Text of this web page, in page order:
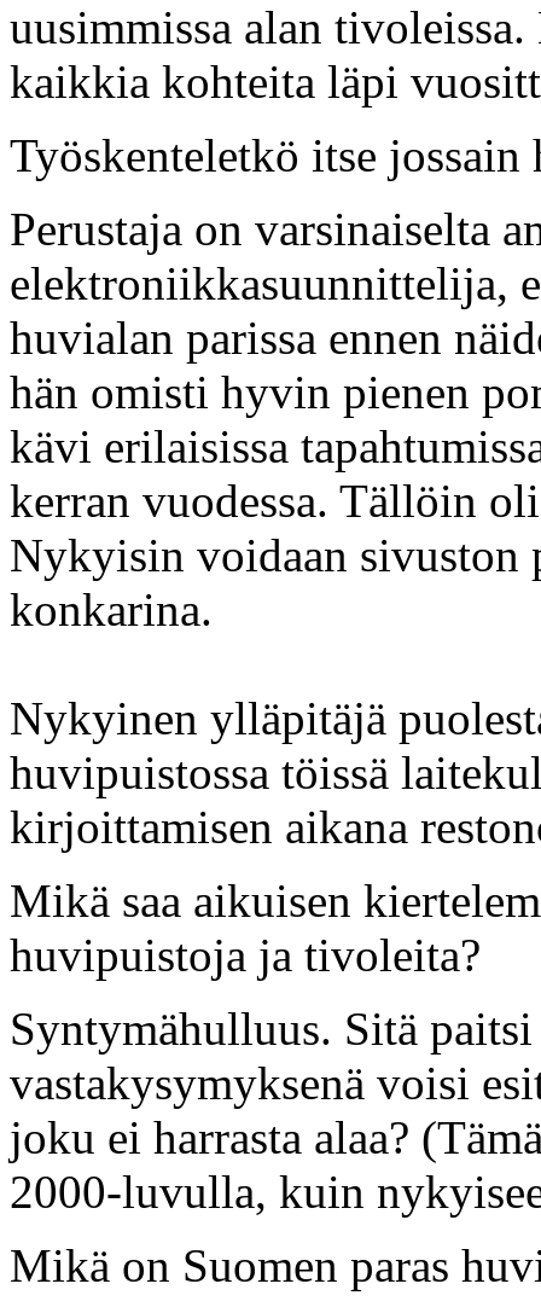
uusimmissa alan
kaikkia kohteita läpi
Työskenteletkö itse
Perustaja on varsinaiselta
elektroniikkasuunnittelija,
huvialan parissa ennen
hän omisti hyvin pienen
kävi erilaisissa
kerran vuodessa. Tällöin
Nykyisin voidaan sivuston
konkarina.
Nykyinen ylläpitäjä
huvipuistossa töissä
kirjoittamisen aikana
Mikä saa aikuisen
huvipuistoja ja tivoleita?
Syntymähulluus. Sitä
vastakysymyksenä voisi
joku ei harrasta alaa?
2000-luvulla, kuin
Mikä on Suomen paras